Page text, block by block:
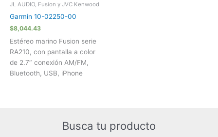
JL AUDIO, Fusion y JVC Kenwood
Garmin 10-02250-00
$8,044.43
Estéreo marino Fusion serie
RA210, con pantalla a color
de 2.7″ conexión AM/FM,
Bluetooth, USB, iPhone
Busca tu producto